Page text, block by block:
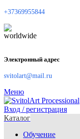
+37369955844
Электронный адрес
svitolart@mail.ru
Меню
Вход / регистрация
Каталог
Обучение